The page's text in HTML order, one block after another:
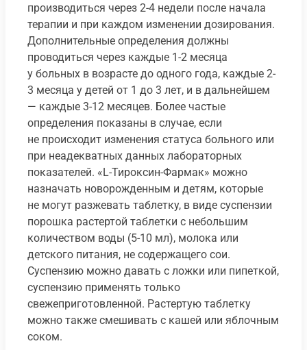
производиться через 2-4 недели после начала
терапии и при каждом изменении дозирования.
Дополнительные определения должны
проводиться через каждые 1-2 месяца
у больных в возрасте до одного года, каждые 2-
3 месяца у детей от 1 до 3 лет, и в дальнейшем
— каждые 3-12 месяцев. Более частые
определения показаны в случае, если
не происходит изменения статуса больного или
при неадекватных данных лабораторных
показателей. «L-Тироксин-Фармак» можно
назначать новорожденным и детям, которые
не могут разжевать таблетку, в виде суспензии
порошка растертой таблетки с небольшим
количеством воды (5-10 мл), молока или
детского питания, не содержащего сои.
Суспензию можно давать с ложки или пипеткой,
суспензию применять только
свежеприготовленной. Растертую таблетку
можно также смешивать с кашей или яблочным
соком.